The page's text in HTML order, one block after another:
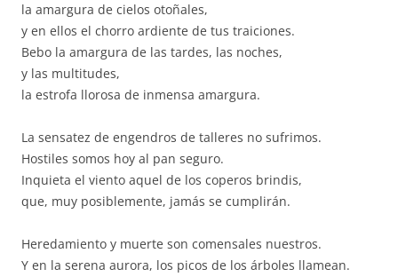
la amargura de cielos otoñales,
y en ellos el chorro ardiente de tus traiciones.
Bebo la amargura de las tardes, las noches,
y las multitudes,
la estrofa llorosa de inmensa amargura.
La sensatez de engendros de talleres no sufrimos.
Hostiles somos hoy al pan seguro.
Inquieta el viento aquel de los coperos brindis,
que, muy posiblemente, jamás se cumplirán.
Heredamiento y muerte son comensales nuestros.
Y en la serena aurora, los picos de los árboles llamean.